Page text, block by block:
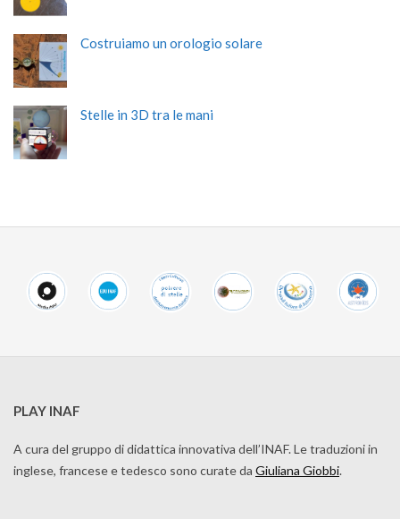
Costruiamo un orologio solare
Stelle in 3D tra le mani
PLAY INAF
A cura del gruppo di didattica innovativa dell’INAF. Le traduzioni in
inglese, francese e tedesco sono curate da Giuliana Giobbi.